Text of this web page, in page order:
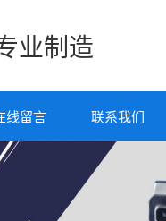
业制造
线留言 联系我们